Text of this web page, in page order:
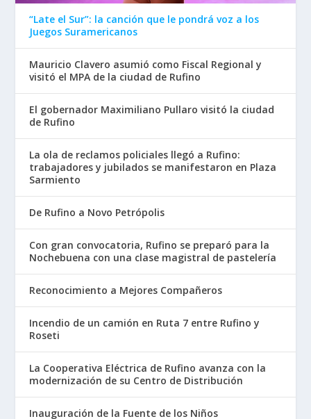
“Late el Sur”: la canción que le pondrá voz a los
Juegos Suramericanos
Mauricio Clavero asumió como Fiscal Regional y
visitó el MPA de la ciudad de Rufino
El gobernador Maximiliano Pullaro visitó la ciudad
de Rufino
La ola de reclamos policiales llegó a Rufino:
trabajadores y jubilados se manifestaron en Plaza
Sarmiento
De Rufino a Novo Petrópolis
Con gran convocatoria, Rufino se preparó para la
Nochebuena con una clase magistral de pastelería
Reconocimiento a Mejores Compañeros
Incendio de un camión en Ruta 7 entre Rufino y
Roseti
La Cooperativa Eléctrica de Rufino avanza con la
modernización de su Centro de Distribución
Inauguración de la Fuente de los Niños